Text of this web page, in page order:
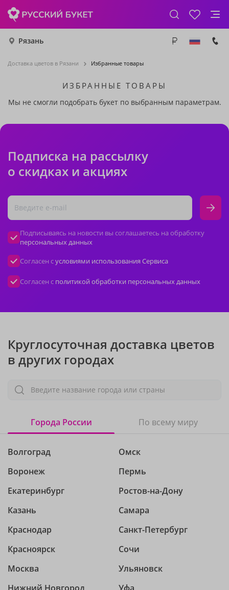
Рязань
Доставка цветов в Рязани Избранные товары
ИЗБРАННЫЕ ТОВАРЫ
Мы не смогли подобрать букет по выбранным параметрам.
Подписка на рассылку
о скидках и акциях
Подписываясь на новости вы соглашаетесь на обработку
персональных данных
Согласен сусловиями использования Сервиса
Согласен с политикой обработки персональных данных
Круглосуточная доставка цветов
в других городах
Введите название города или страны
Города России По всему миру
Волгоград
Воронеж
Екатеринбург
Казань
Краснодар
Красноярск
Москва
Омск
Пермь
Ростов-на-Дону
Самара
Санкт-Петербург
Сочи
Ульяновск